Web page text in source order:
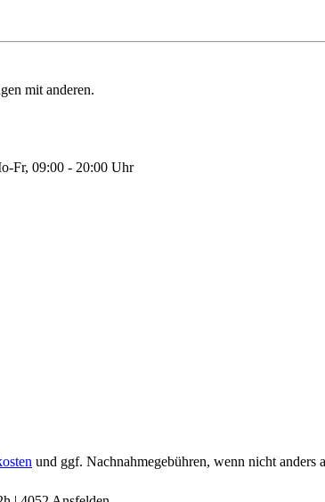
mit anderen.
Fr, 09:00 - 20:00 Uhr
und ggf. Nachnahmegebühren, wenn nicht anders